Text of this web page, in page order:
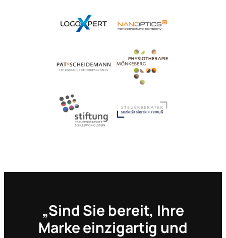
„Sind Sie bereit, Ihre
Marke einzigartig und